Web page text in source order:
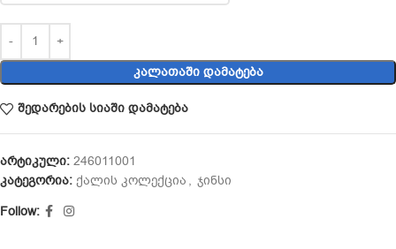
ᲙᲐᲚᲐᲗᲐᲨᲘ ᲓᲐᲛᲐᲢᲔᲑᲐ
შედარების სიაში დამატება
არტიკული: 246011001
კატეგორია: ქალის კოლექცია , ჯინსი
Follow: